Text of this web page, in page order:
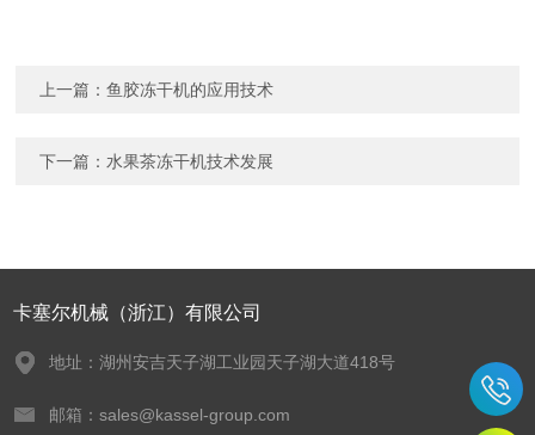
上一篇：鱼胶冻干机的应用技术
下一篇： 水果茶冻干机技术发展
卡塞尔机械（浙江）有限公司
地址：湖州安吉天子湖工业园天子湖大道418号
邮箱：sales@kassel-group.com